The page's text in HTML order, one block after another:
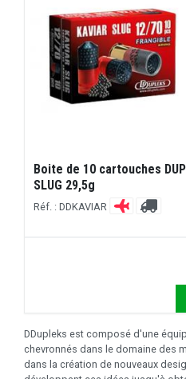
Boite de 10 cartouches
SLUG 29,5g
Réf. : DDKAVIAR
DDupleks est composé d'une
chevronnés dans le domaine des
dans la création de nouveaux